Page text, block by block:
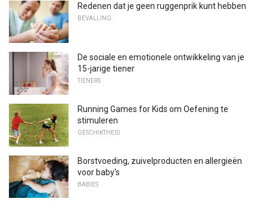
Redenen dat je geen ruggenprik kunt hebben
BEVALLING
De sociale en emotionele ontwikkeling van je
15-jarige tiener
TIENERS
Running Games for Kids om Oefening te
stimuleren
GESCHIKTHEID
Borstvoeding, zuivelproducten en allergieën
voor baby's
BABIES